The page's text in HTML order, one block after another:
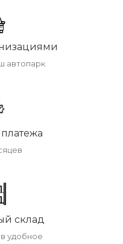
автопарк
склад
удобное